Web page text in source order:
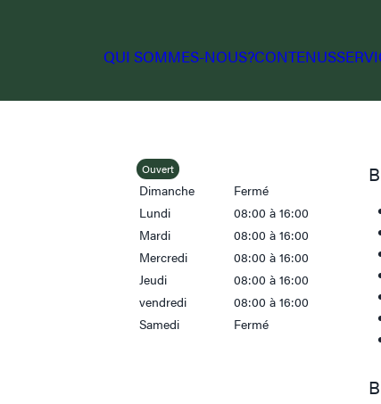
QUI SOMMES-NOUS?CONTENUS
Ouvert
Dimanche
Fermé
Lundi
08:00 à 16:00
Mardi
08:00 à 16:00
Mercredi
08:00 à 16:00
Jeudi
08:00 à 16:00
vendredi
08:00 à 16:00
Samedi
Fermé